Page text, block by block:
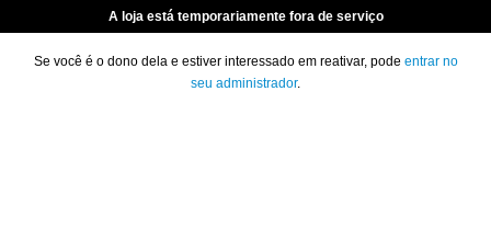
A loja está temporariamente fora de serviço
Se você é o dono dela e estiver interessado em reativar, pode entrar no
seu administrador.